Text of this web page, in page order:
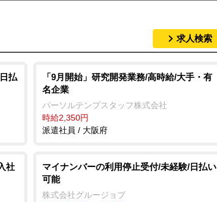
求人検索
払
「9月開始」研究開発業務/高時給/大手・有
名企業
パーソルテンプスタッフ株式会社
時給2,350円
派遣社員 / 大阪府
社
マイナンバーの利用停止受付/未経験/日払い
可能
株式会社グルージョブ